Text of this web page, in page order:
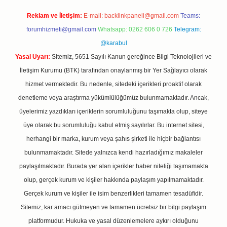
Reklam ve İletişim: E-mail: backlinkpaneli@gmail.com Teams:
forumhizmeti@gmail.com Whatsapp: 0262 606 0 726 Telegram:
@karabul
Yasal Uyarı: Sitemiz, 5651 Sayılı Kanun gereğince Bilgi Teknolojileri ve
İletişim Kurumu (BTK) tarafından onaylanmış bir Yer Sağlayıcı olarak
hizmet vermektedir. Bu nedenle, sitedeki içerikleri proaktif olarak
denetleme veya araştırma yükümlülüğümüz bulunmamaktadır. Ancak,
üyelerimiz yazdıkları içeriklerin sorumluluğunu taşımakta olup, siteye
üye olarak bu sorumluluğu kabul etmiş sayılırlar. Bu internet sitesi,
herhangi bir marka, kurum veya şahıs şirketi ile hiçbir bağlantısı
bulunmamaktadır. Sitede yalnızca kendi hazırladığımız makaleler
paylaşılmaktadır. Burada yer alan içerikler haber niteliği taşımamakta
olup, gerçek kurum ve kişiler hakkında paylaşım yapılmamaktadır.
Gerçek kurum ve kişiler ile isim benzerlikleri tamamen tesadüfidir.
Sitemiz, kar amacı gütmeyen ve tamamen ücretsiz bir bilgi paylaşım
platformudur. Hukuka ve yasal düzenlemelere aykırı olduğunu